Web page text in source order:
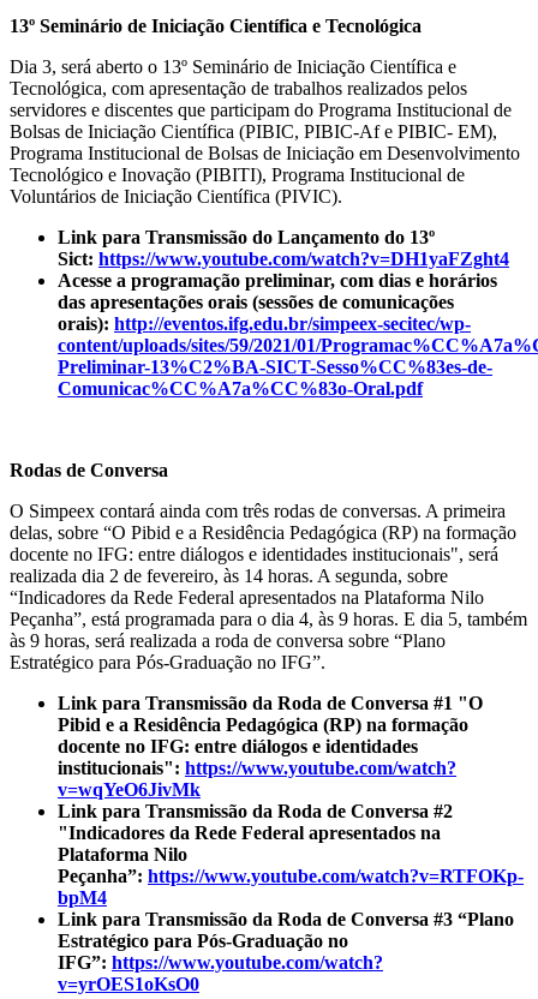
13º Seminário de Iniciação Científica e Tecnológica
Dia 3, será aberto o 13º Seminário de Iniciação Científica e
Tecnológica, com apresentação de trabalhos realizados pelos
servidores e discentes que participam do Programa Institucional de
Bolsas de Iniciação Científica (PIBIC, PIBIC-Af e PIBIC- EM),
Programa Institucional de Bolsas de Iniciação em Desenvolvimento
Tecnológico e Inovação (PIBITI), Programa Institucional de
Voluntários de Iniciação Científica (PIVIC).
Link para Transmissão do Lançamento do 13º
Sict: https://www.youtube.com/watch?v=DH1yaFZght4
Acesse a programação preliminar, com dias e horários
das apresentações orais (sessões de comunicações
orais): http://eventos.ifg.edu.br/simpeex-secitec/wp-
content/uploads/sites/59/2021/01/
Preliminar-13%C2%BA-SICT-Sesso%CC%83es-de-
Comunicac%CC%A7a%CC%83o-Oral.pdf
Rodas de Conversa
O Simpeex contará ainda com três rodas de conversas. A primeira
delas, sobre “O Pibid e a Residência Pedagógica (RP) na formação
docente no IFG: entre diálogos e identidades institucionais", será
realizada dia 2 de fevereiro, às 14 horas. A segunda, sobre
“Indicadores da Rede Federal apresentados na Plataforma Nilo
Peçanha”, está programada para o dia 4, às 9 horas. E dia 5, também
às 9 horas, será realizada a roda de conversa sobre “Plano
Estratégico para Pós-Graduação no IFG”.
Link para Transmissão da Roda de Conversa #1 "O
Pibid e a Residência Pedagógica (RP) na formação
docente no IFG: entre diálogos e identidades
institucionais": https://www.youtube.com/watch?
v=wqYeO6JivMk
Link para Transmissão da Roda de Conversa #2
"Indicadores da Rede Federal apresentados na
Plataforma Nilo
Peçanha”: https://www.youtube.com/watch?v=RTFOKp-
bpM4
Link para Transmissão da Roda de Conversa #3 “Plano
Estratégico para Pós-Graduação no
IFG”: https://www.youtube.com/watch?
v=yrOES1oKsO0